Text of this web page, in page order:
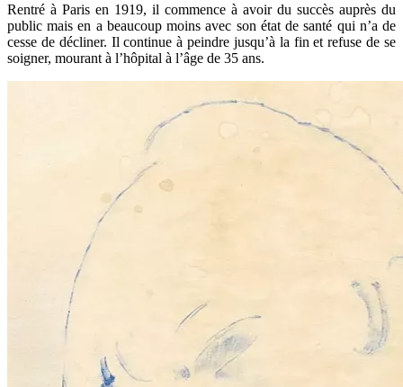
Rentré à Paris en 1919, il commence à avoir du succès auprès du
public mais en a beaucoup moins avec son état de santé qui n’a de
cesse de décliner. Il continue à peindre jusqu’à la fin et refuse de se
soigner, mourant à l’hôpital à l’âge de 35 ans.